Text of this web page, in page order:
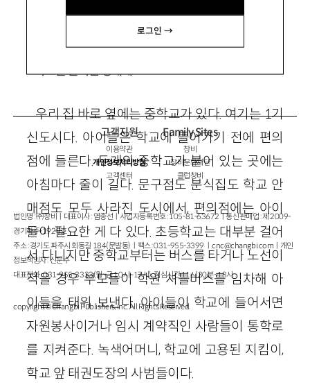
로그인 →
학교를 둘러싼 생태계
우리 집 바로 옆에는 중학교가 있다. 여기는 1기
신도시다. 아이들은 학교에 들어가기 전에 편의
점에 들른다. 두개의 중학교가 붙어 있는 곳에는
아침마다 줄이 길다. 문구점도 분식집도 학교 안
매점도 모두 사라진 도시에서, 편의점에는 아이
들이 필요한 게 다 있다. 초등학교는 대부분 걸어
서 다니지만 중학교부터는 버스를 타거나 노선이
적을 경우 부모들이 학원 셔틀버스를 임차해 아
이들을 태워 보낸다. 아이들이 학교에 들어서면
자원봉사이거나 임시 계약직인 사람들이 통학로
를 지켜준다. 녹색어머니, 학교에 고용된 지킴이,
학교 앞 태권도장의 사범들이다.
고객지원
이용약관
개인정보처리방침
고객센터
Family Sites
창비
창비문화재단
클럽창비
법인명 : ㈜창비ㅣ대표이사 : 염종선ㅣ사업자등록번호 : 105-81-63672ㅣ통신판매업 : 제 2009-
경기파주-1928호
주소 : 경기도 파주시 회동길 184(문발동)ㅣ팩스 : 031-955-3399 ㅣcnc@changbi.com ㅣ개인
정보책임자 : 신문수
대표전화 : 031-955-3333(월~금 10시~17시), 점심시간 11시 30분~13시
copyright © Changbi Publishers, inc. All Rights Reserved.